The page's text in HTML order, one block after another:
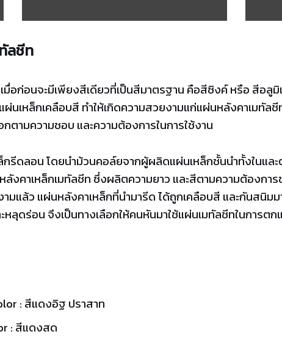
ลชีท
อก่อนจะมีเพียงสีเดียวที่เป็นสีมาตรฐาน คือสีซิงค์ หรือ สีอลู
นเหล็กเคลือบสี ทำให้เกิดความสวยงามแก่แผ่นหลังคาเมทัลชี
ตามความชอบ และความต้องการในการใช้งาน
กรีดลอน โดยนำม้วนคอล์ยจากผู้ผลิดแผ่นเหล็กชั้นนำทั้งในและ
ลังคาเหล็กเมทัลชีท ซึ่งผลิตความยาว และสีตามความต้องก
มแล้ว แผ่นหลังคาเหล็กที่นำมารีด ได้ถูกเคลือบสี และกันสนิม
ลุดร่อน จึงเป็นทางเลือกให้คนหันมาใช้แผ่นเมทัลชีทในการต
: สีแดงอิฐ ปราสาท
: สีแดงสด